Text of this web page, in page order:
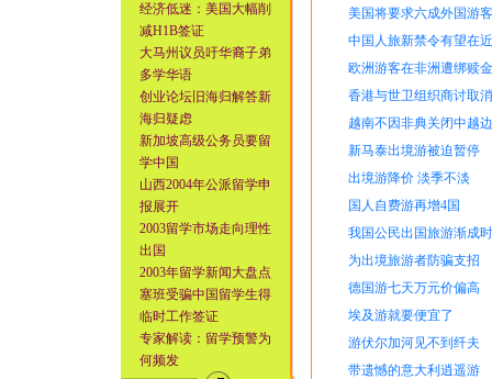
经济低迷：美国大幅削
减H1B签证
大马州议员吁华裔子弟
多学华语
创业论坛旧海归解答新
海归疑虑
新加坡高级公务员要留
学中国
山西2004年公派留学申
报展开
2003留学市场走向理性
出国
2003年留学新闻大盘点
塞班受骗中国留学生得
临时工作签证
专家解读：留学预警为
何频发
美国将要求六成外国游
中国人旅新禁令有望在
欧洲游客在非洲遭绑赎
香港与世卫组织商讨取
越南不因非典关闭中越
新马泰出境游被迫暂停
出境游降价 淡季不淡
国人自费游再增4国
我国公民出国旅游渐成
为出境旅游者防骗支招
德国游七天万元价偏高
埃及游就要便宜了
游伏尔加河见不到纤夫
带遗憾的意大利逍遥游